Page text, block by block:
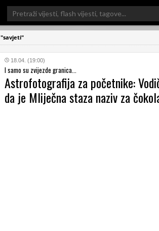
Search
for:
"savjeti"
18.04. (19:00)
I samo su zvijezde granica...
Astrofotografija za početnike:
da je Mliječna staza naziv za